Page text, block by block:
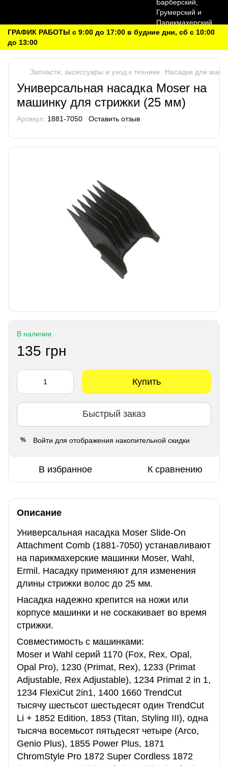
ГРАФИК РАБОТЫ с 9:00 до 17:00 в будние дни, сб с 10:00
до 13:00
Запчасти, аксессуары и уход к технике Насадки для
Универсальная насадка Moser на
машинку для стрижки (25 мм)
Артикул: 1881-7050 Оставить отзыв
В наличии
135 грн
Купить
Быстрый заказ
% Войти для отображения накопительной скидки
В избранное К сравнению
Описание
Универсальная насадка Moser Slide-On
Attachment Comb (1881-7050) устанавливают
на парикмахерские машинки Moser, Wahl,
Ermil. Насадку применяют для изменения
длины стрижки волос до 25 мм.
Насадка надежно крепится на ножи или
корпусе машинки и не соскакивает во время
стрижки.
Совместимоcть с машинками:
Moser и Wahl серий 1170 (Fox, Rex, Opal,
Opal Pro), 1230 (Primat, Rex), 1233 (Primat
Adjustable, Rex Adjustable), 1234 Primat 2 in 1,
1234 FlexiCut 2in1, 1400 1660 TrendCut
тысячу шестьсот шестьдесят один TrendCut
Li + 1852 Edition, 1853 (Titan, Styling III), одна
тысяча восемьсот пятьдесят четыре (Arco,
Genio Plus), 1855 Power Plus, 1871
ChromStyle Pro 1872 Super Cordless 1872